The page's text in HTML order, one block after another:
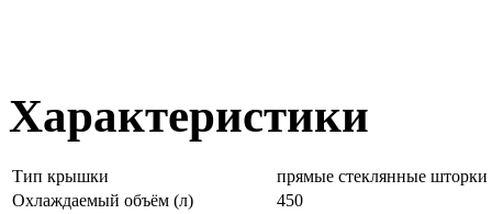
Характеристики
Тип крышки
прямые стеклянные шторки
Охлаждаемый объём (л)
450